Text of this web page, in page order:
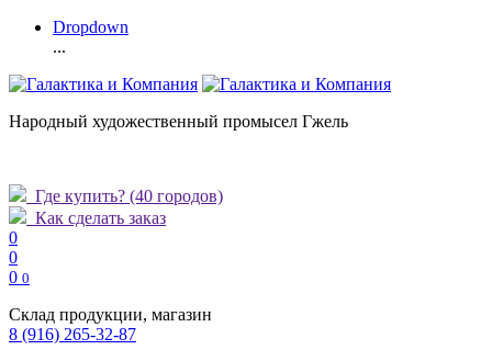
Dropdown
...
Народный художественный промысел Гжель
Где купить? (40 городов)
Как сделать заказ
0
0
0 0
Склад продукции, магазин
8 (916) 265-32-87